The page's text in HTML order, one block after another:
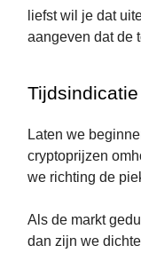
liefst wil je dat
aangeven dat de
Tijdsindicatie
Laten we
cryptoprijzen
we richting de
Als de markt
dan zijn we